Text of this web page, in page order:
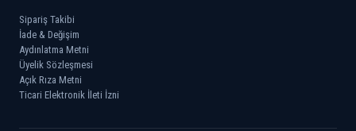
Sipariş Takibi
İade & Değişim
Aydınlatma Metni
Üyelik Sözleşmesi
Açık Rıza Metni
Ticari Elektronik İleti İzni